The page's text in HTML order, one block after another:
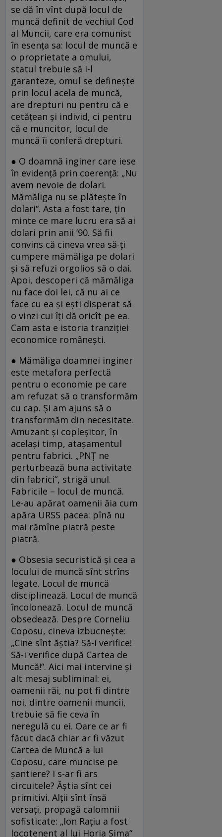
se dă în vînt după locul de
muncă definit de vechiul Cod
al Muncii, care era comunist
în esenţa sa: locul de muncă e
o proprietate a omului,
statul trebuie să i-l
garanteze, omul se defineşte
prin locul acela de muncă,
are drepturi nu pentru că e
cetăţean şi individ, ci pentru
că e muncitor, locul de
muncă îi conferă drepturi.
● O doamnă inginer care iese
în evidenţă prin coerenţă: „Nu
avem nevoie de dolari.
Mămăliga nu se plăteşte în
dolari“. Asta a fost tare, ţin
minte ce mare lucru era să ai
dolari prin anii ’90. Să fii
convins că cineva vrea să-ţi
cumpere mămăliga pe dolari
şi să refuzi orgolios să o dai.
Apoi, descoperi că mămăliga
nu face doi lei, că nu ai ce
face cu ea şi eşti disperat să
o vinzi cui îţi dă oricît pe ea.
Cam asta e istoria tranziţiei
economice româneşti.
● Mămăliga doamnei inginer
este metafora perfectă
pentru o economie pe care
am refuzat să o transformăm
cu cap. Şi am ajuns să o
transformăm din necesitate.
Amuzant şi copleşitor, în
acelaşi timp, ataşamentul
pentru fabrici. „PNŢ ne
perturbează buna activitate
din fabrici“, strigă unul.
Fabricile – locul de muncă.
Le-au apărat oamenii ăia cum
apăra URSS pacea: pînă nu
mai rămîne piatră peste
piatră.
● Obsesia securistică şi cea a
locului de muncă sînt strîns
legate. Locul de muncă
disciplinează. Locul de muncă
încolonează. Locul de muncă
obsedează. Despre Corneliu
Coposu, cineva izbucneşte:
„Cine sînt ăştia? Să-i verifice!
Să-i verifice după Cartea de
Muncă!“. Aici mai intervine şi
alt mesaj subliminal: ei,
oamenii răi, nu pot fi dintre
noi, dintre oamenii muncii,
trebuie să fie ceva în
neregulă cu ei. Oare ce ar fi
făcut dacă chiar ar fi văzut
Cartea de Muncă a lui
Coposu, care muncise pe
şantiere? I s-ar fi ars
circuitele? Ăştia sînt cei
primitivi. Alţii sînt însă
versaţi, propagă calomnii
sofisticate: „Ion Raţiu a fost
locotenent al lui Horia Sima“